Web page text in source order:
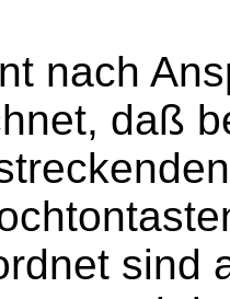
nach
daß
sind